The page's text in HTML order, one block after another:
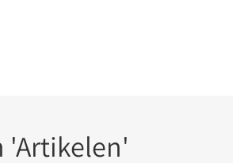
'Artikelen'